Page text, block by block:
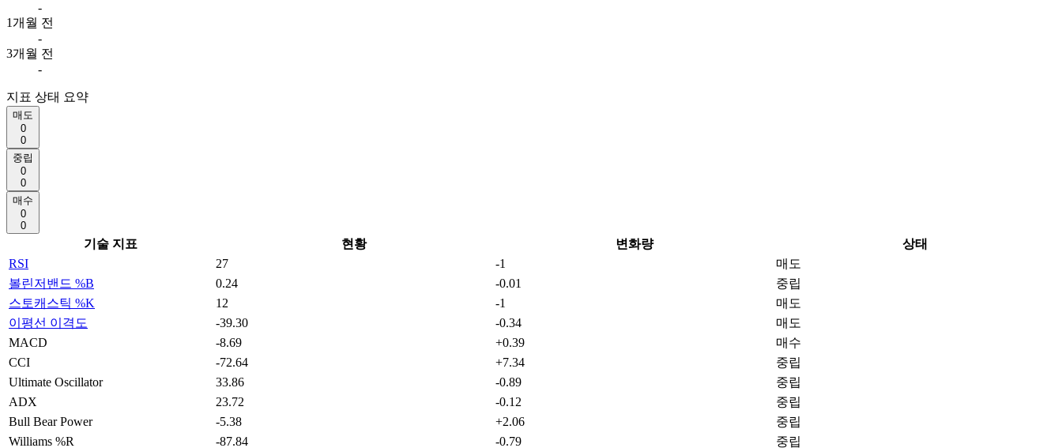
-
1개월 전
-
3개월 전
-
지표 상태 요약
매도
0
0
중립
0
0
매수
0
0
기술 지표 현황 변화량
상태
RSI
27 -1
매도
볼린저밴드 %B
0.24 -0.01
중립
스토캐스틱 %K
12 -1
매도
이평선 이격도
-39.30 -0.34
매도
MACD
-8.69 +0.39
매수
CCI
-72.64 +7.34
중립
Ultimate Oscillator
33.86 -0.89
중립
ADX
23.72 -0.12
중립
Bull Bear Power
-5.38 +2.06
중립
Williams %R
-87.84 -0.79 중립